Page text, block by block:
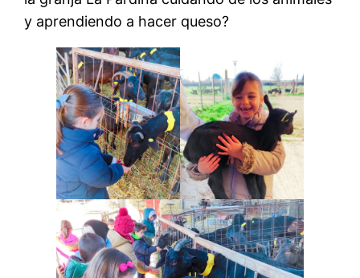
y aprendiendo a hacer queso?